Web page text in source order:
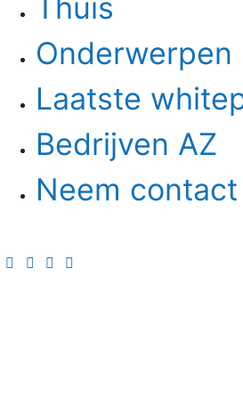
Thuis
Onderwerpen
Laatste
Bedrijven AZ
Neem